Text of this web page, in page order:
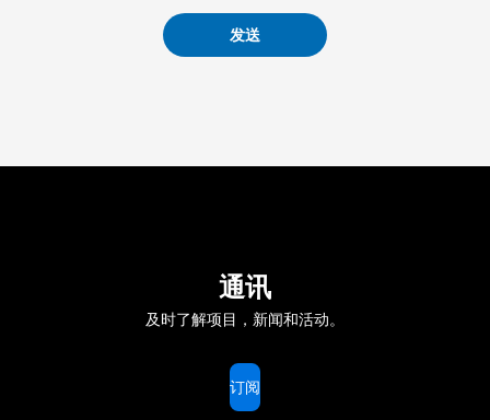
发送
通讯
及时了解项目，新闻和活动。
订阅